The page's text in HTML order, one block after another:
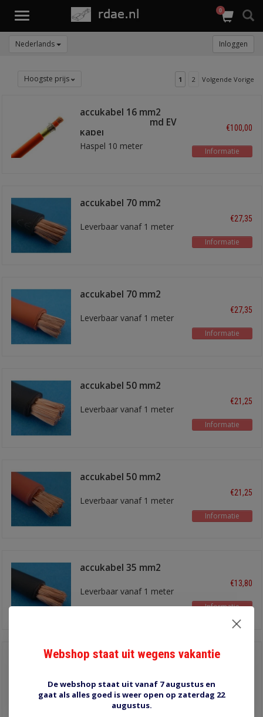
Toggle
0
Nederlands Inloggen
Hoogste prijs 1 2 Volgende Vorige
accukabel 16 mm2
Oranje afgschermd EV
kabel
Haspel 10 meter
€100,00
Informatie
accukabel 70 mm2
Leverbaar vanaf 1 meter
€27,35
Informatie
accukabel 70 mm2
Leverbaar vanaf 1 meter
€27,35
Informatie
accukabel 50 mm2
Leverbaar vanaf 1 meter
€21,25
Informatie
accukabel 50 mm2
Leverbaar vanaf 1 meter
€21,25
Informatie
accukabel 35 mm2
Leverbaar vanaf 1 meter
€13,80
Informatie
accukabel 35 mm2
Leverbaar vanaf 1 meter
Informatie
Webshop staat uit wegens vakantie
De webshop staat uit vanaf 7 augustus en
gaat als alles goed is weer open op zaterdag 22
augustus.